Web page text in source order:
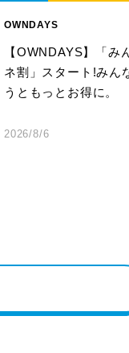
OWNDAYS
【OWNDAYS】「み
ネ割」スタート!みん
うともっとお得に。
2026/8/6